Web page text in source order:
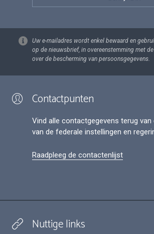
Uw e-mailadres wordt enkel bewaard en
op de nieuwsbrief, in overeenstemming met
over de bescherming van persoonsgegevens.
Contactpunten
Vind alle contactgegevens terug
van de federale instellingen en
Raadpleeg de contactenlijst
Nuttige links